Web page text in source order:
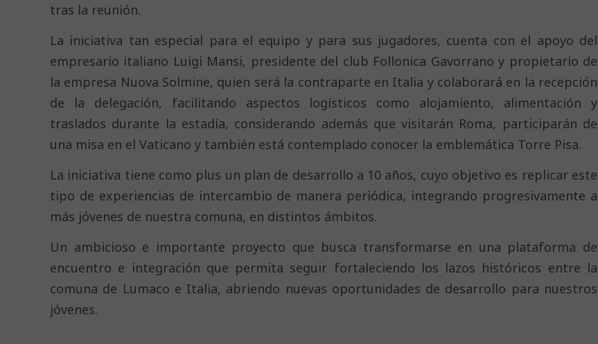
tras la reunión.
La iniciativa tan especial para el equipo y para sus jugadores, cuenta con el apoyo del
empresario italiano Luigi Mansi, presidente del club Follonica Gavorrano y propietario de
la empresa Nuova Solmine, quien será la contraparte en Italia y colaborará en la recepción
de la delegación, facilitando aspectos logísticos como alojamiento, alimentación y
traslados durante la estadía, considerando además que visitarán Roma, participarán de
una misa en el Vaticano y también está contemplado conocer la emblemática Torre Pisa.
La iniciativa tiene como plus un plan de desarrollo a 10 años, cuyo objetivo es replicar este
tipo de experiencias de intercambio de manera periódica, integrando progresivamente a
más jóvenes de nuestra comuna, en distintos ámbitos.
Un ambicioso e importante proyecto que busca transformarse en una plataforma de
encuentro e integración que permita seguir fortaleciendo los lazos históricos entre la
comuna de Lumaco e Italia, abriendo nuevas oportunidades de desarrollo para nuestros
jóvenes.